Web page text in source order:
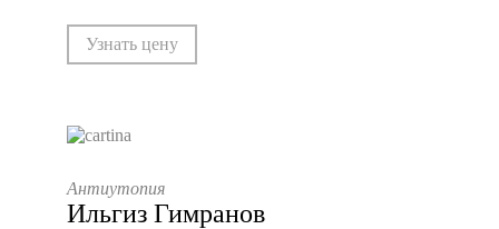
Узнать цену
Антиутопия
Ильгиз Гимранов